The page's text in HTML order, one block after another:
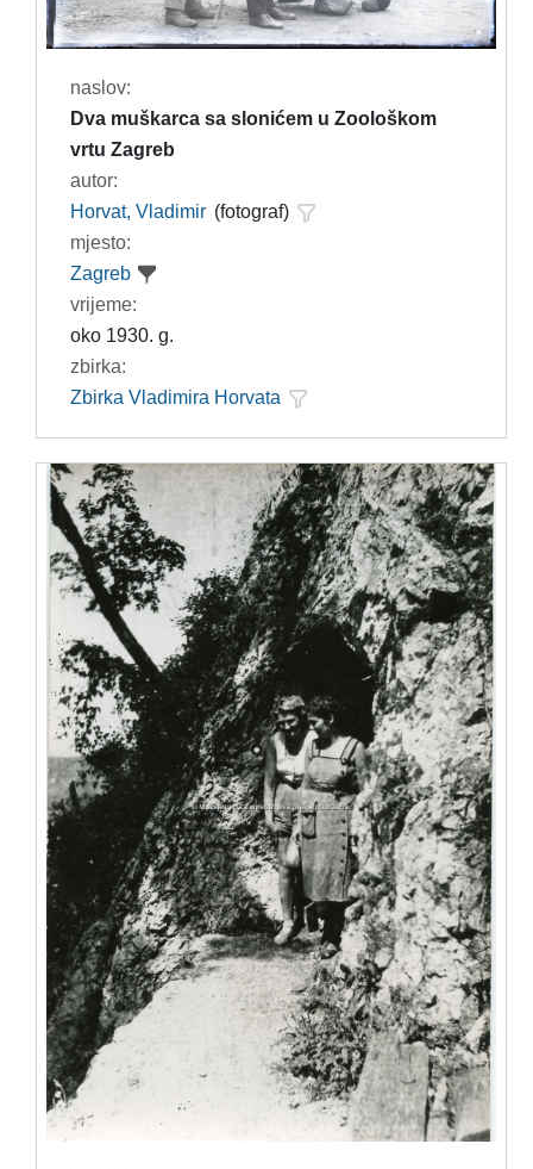
naslov:
Dva muškarca sa slonićem u Zoološkom
vrtu Zagreb
autor:
Horvat, Vladimir (fotograf)
mjesto:
Zagreb
vrijeme:
oko 1930. g.
zbirka:
Zbirka Vladimira Horvata